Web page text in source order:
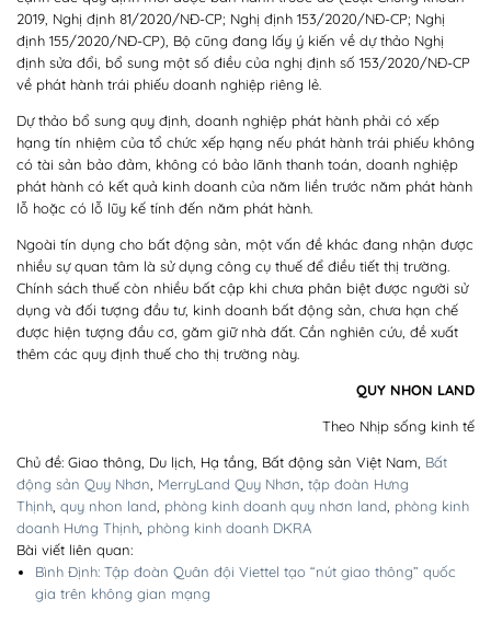
2019, Nghị định 81/2020/NĐ-CP; Nghị định 153/2020/NĐ-CP; Nghị
định 155/2020/NĐ-CP), Bộ cũng đang lấy ý kiến về dự thảo Nghị
định sửa đổi, bổ sung một số điều của nghị định số 153/2020/NĐ-CP
về phát hành trái phiếu doanh nghiệp riêng lẻ.
Dự thảo bổ sung quy định, doanh nghiệp phát hành phải có xếp
hạng tín nhiệm của tổ chức xếp hạng nếu phát hành trái phiếu không
có tài sản bảo đảm, không có bảo lãnh thanh toán, doanh nghiệp
phát hành có kết quả kinh doanh của năm liền trước năm phát hành
lỗ hoặc có lỗ lũy kế tính đến năm phát hành.
Ngoài tín dụng cho bất động sản, một vấn đề khác đang nhận được
nhiều sự quan tâm là sử dụng công cụ thuế để điều tiết thị trường.
Chính sách thuế còn nhiều bất cập khi chưa phân biệt được người sử
dụng và đối tượng đầu tư, kinh doanh bất động sản, chưa hạn chế
được hiện tượng đầu cơ, găm giữ nhà đất. Cần nghiên cứu, đề xuất
thêm các quy định thuế cho thị trường này.
QUY NHON LAND
Theo Nhịp sống kinh tế
Chủ đề: Giao thông, Du lịch, Hạ tầng, Bất động sản Việt Nam, Bất
động sản Quy Nhơn MerryLand Quy Nhơn tập đoàn Hưng
Thịnh quy nhon land phòng kinh doanh quy nhơn land phòng kinh
doanh Hưng Thịnh phòng kinh doanh DKRA
Bài viết liên quan:
Bình Định: Tập đoàn Quân đội Viettel tạo “nút giao thông” quốc
gia trên không gian mạng